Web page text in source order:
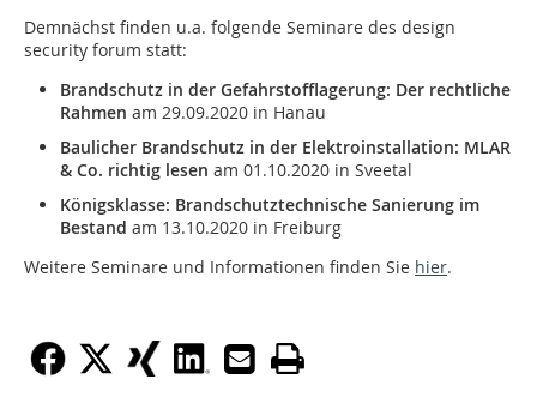
Demnächst finden u.a. folgende Seminare des design
security forum statt:
Brandschutz in der Gefahrstofflagerung: Der rechtliche
Rahmen am 29.09.2020 in Hanau
Baulicher Brandschutz in der Elektroinstallation: MLAR
& Co. richtig lesen am 01.10.2020 in Sveetal
Königsklasse: Brandschutztechnische Sanierung im
Bestand am 13.10.2020 in Freiburg
Weitere Seminare und Informationen finden Sie hier.